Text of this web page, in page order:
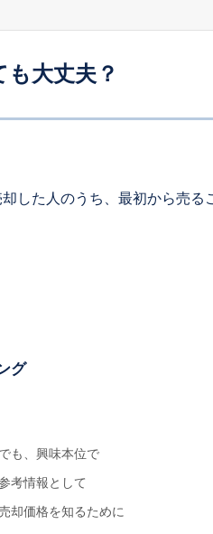
大丈夫？
した人のうち、最初から売る
グ
も、興味本位で
考情報として
却価格を知るために